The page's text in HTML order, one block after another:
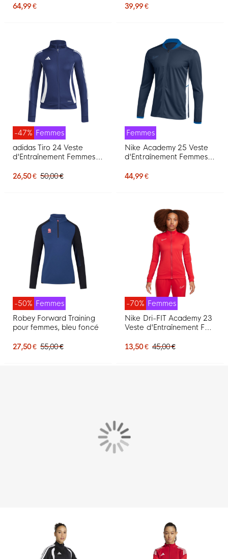
Bleu Bleu Clair Blanc
64,99 €
39,99 €
-47% Femmes
adidas Tiro 24 Veste
d'Entraînement Femmes
26,50 € 50,00 €
Femmes
Nike Academy 25 Veste
d'Entraînement Femmes
44,99 €
-50% Femmes
Robey Forward Training
pour femmes, bleu foncé
27,50 € 55,00 €
-70% Femmes
Nike Dri-FIT Academy 23
Veste d'Entraînement Full-
13,50 € 45,00 €